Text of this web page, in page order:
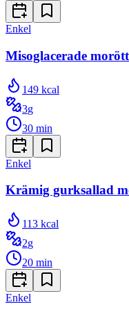
Enkel
Misoglacerade
149 kcal
3g
30 min
Enkel
Krämig gurksallad
113 kcal
2g
20 min
Enkel